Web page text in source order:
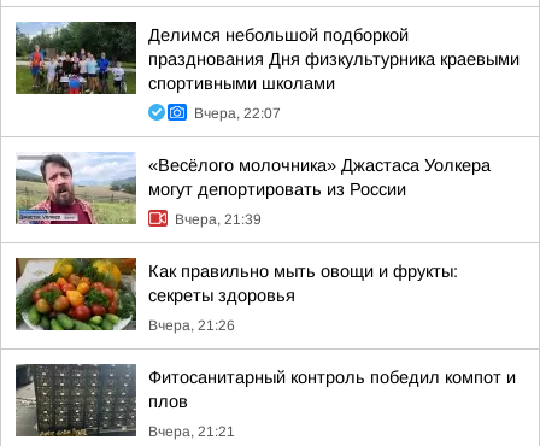
Делимся небольшой подборкой
празднования Дня физкультурника краевыми
спортивными школами
Вчера, 22:07
«Весёлого молочника» Джастаса Уолкера
могут депортировать из России
Вчера, 21:39
Как правильно мыть овощи и фрукты:
секреты здоровья
Вчера, 21:26
Фитосанитарный контроль победил компот и
плов
Вчера, 21:21